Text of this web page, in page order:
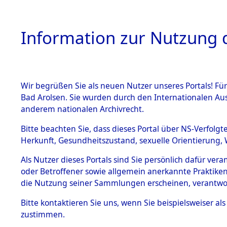
HOME
BESTÄNDE
Inhaftierungsdoku
mente
1.2.9 Beim ITS
verwahrte
1.2.9.1
Effekten aus
0005
Information zur Nutzung
Wir begrüßen Sie als neuen Nutzer unseres Portals!
Bad Arolsen. Sie wurden durch den Internationalen
anderem nationalen Archivrecht.
Bitte beachten Sie, dass dieses Portal über NS-
Herkunft, Gesundheitszustand, sexuelle
Als Nutzer dieses Portals sind Sie persönlich dafür
oder Betroffener sowie allgemein anerkannte
die Nutzung seiner Sammlungen erscheinen,
Bitte kontaktieren Sie uns, wenn Sie beispielsweiser
zustimmen.